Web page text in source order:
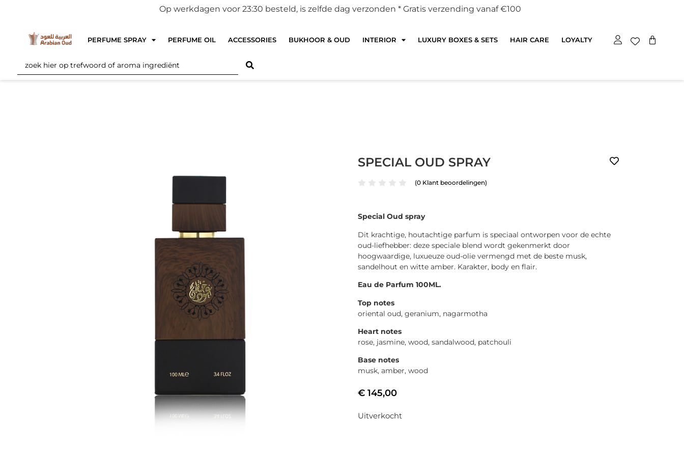
Op werkdagen voor 23:30 besteld, is zelfde dag verzonden * Gratis verzending vanaf €100
PERFUME SPRAY PERFUME OIL ACCESSORIES BUKHOOR & OUD INTERIOR LUXURY BOXES & SETS HAIR CARE LOYALTY
SPECIAL OUD SPRAY
(0 Klant beoordelingen)
Special Oud spray
Dit krachtige, houtachtige parfum is speciaal ontworpen voor de echte
oud-liefhebber: deze speciale blend wordt gekenmerkt door
hoogwaardige, luxueuze oud-olie vermengd met de beste musk,
sandelhout en witte amber. Karakter, body en flair.
Eau de Parfum 100ML.
Top notes
oriental oud, geranium, nagarmotha
Heart notes
rose, jasmine, wood, sandalwood, patchouli
Base notes
musk, amber, wood
€ 145,00
Uitverkocht